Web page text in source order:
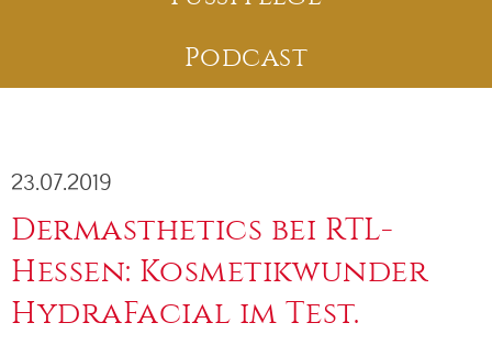
Podcast
23.07.2019
Dermasthetics bei RTL-
Hessen: Kosmetikwunder
HydraFacial im Test.
Aknebehandlung
Narben / Aknenarben
Altersflecken
Mesotherapie
Sauerstoffbehandlung
POTENZA™